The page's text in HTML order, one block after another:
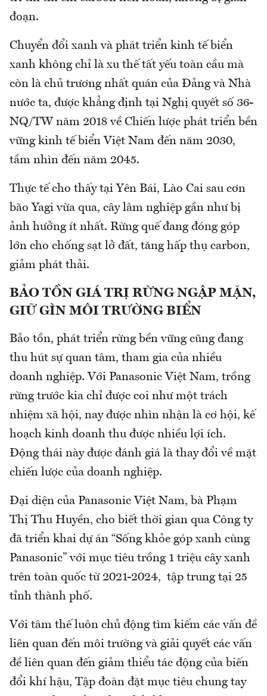
đoạn.
Chuyển đổi xanh và phát triển kinh tế biển
xanh không chỉ là xu thế tất yếu toàn cầu mà
còn là chủ trương nhất quán của Đảng và Nhà
nước ta, được khẳng định tại Nghị quyết số 36-
NQ/TW năm 2018 về Chiến lược phát triển bền
vững kinh tế biển Việt Nam đến năm 2030,
tầm nhìn đến năm 2045.
Thực tế cho thấy tại Yên Bái, Lào Cai sau cơn
bão Yagi vừa qua, cây lâm nghiệp gần như bị
ảnh hưởng ít nhất. Rừng quế đang đóng góp
lớn cho chống sạt lở đất, tăng hấp thụ carbon,
giảm phát thải.
BẢO TỒN GIÁ TRỊ RỪNG NGẬP MẶN,
GIỮ GÌN MÔI TRƯỜNG BIỂN
Bảo tồn, phát triển rừng bền vững cũng đang
thu hút sự quan tâm, tham gia của nhiều
doanh nghiệp. Với Panasonic Việt Nam, trồng
rừng trước kia chỉ được coi như một trách
nhiệm xã hội, nay được nhìn nhận là cơ hội, kế
hoạch kinh doanh thu được nhiều lợi ích.
Động thái này được đánh giá là thay đổi về mặt
chiến lược của doanh nghiệp.
Đại diện của Panasonic Việt Nam, bà Phạm
Thị Thu Huyền, cho biết thời gian qua Công ty
đã triển khai dự án “Sống khỏe góp xanh cùng
Panasonic” với mục tiêu trồng 1 triệu cây xanh
trên toàn quốc từ 2021-2024, tập trung tại 25
tỉnh thành phố.
Với tâm thế luôn chủ động tìm kiếm các vấn đề
liên quan đến môi trường và giải quyết các vấn
đề liên quan đến giảm thiểu tác động của biến
đổi khí hậu, Tập đoàn đặt mục tiêu chung tay